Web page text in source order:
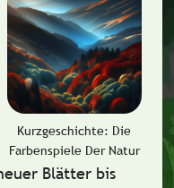
Kurzgeschichte: Die
Farbenspiele Der Natur
Blätter bis